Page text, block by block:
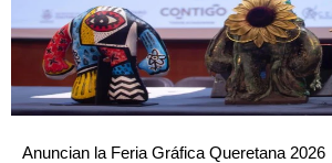
Anuncian la Feria Gráfica Queretana 2026